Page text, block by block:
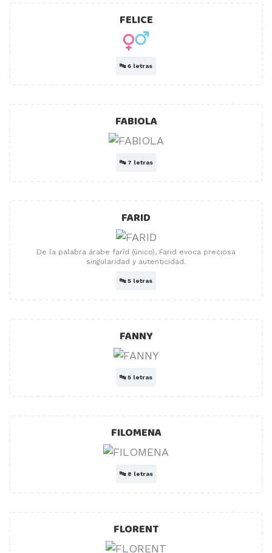
FELICE
🔤6 letras
FABIOLA
🔤 7 letras
FARID
De la palabra árabe farîd (único), Farid evoca preciosa
singularidad y autenticidad.
🔤5 letras
FANNY
🔤5 letras
FILOMENA
🔤 8 letras
FLORENT